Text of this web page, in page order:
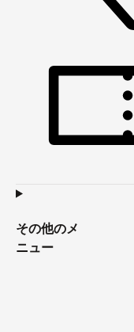
その他のメ
ニュー